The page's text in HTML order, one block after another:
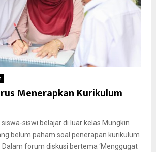
Menerapkan Kurikulum
siswa-siswi belajar di luar kelas Mungkin
belum paham soal penerapan kurikulum
Dalam forum diskusi bertema ‘Menggugat